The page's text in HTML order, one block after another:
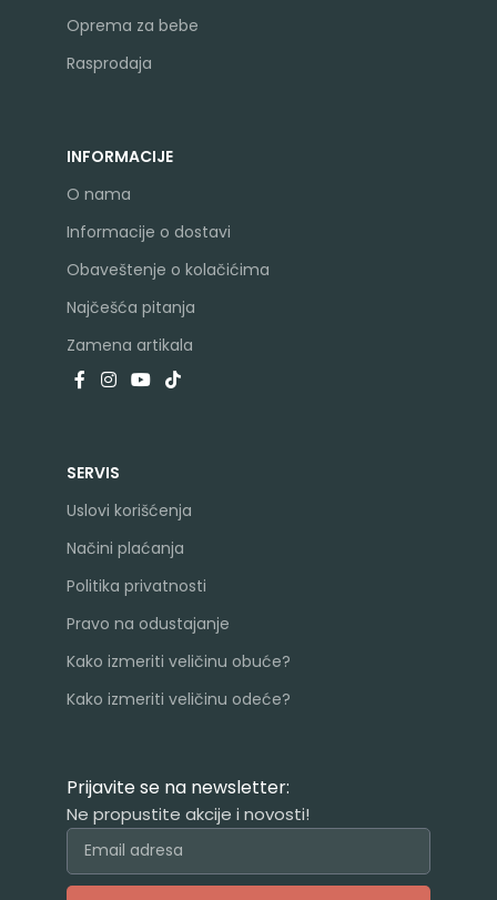
Oprema za bebe
Rasprodaja
INFORMACIJE
O nama
Informacije o dostavi
Obaveštenje o kolačićima
Najčešća pitanja
Zamena artikala
SERVIS
Uslovi korišćenja
Načini plaćanja
Politika privatnosti
Pravo na odustajanje
Kako izmeriti veličinu obuće?
Kako izmeriti veličinu odeće?
Prijavite se na newsletter:
Ne propustite akcije i novosti!